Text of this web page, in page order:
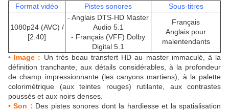
Format vidéo Pistes sonores Sous-titres
1080p24 (AVC) /
[2.40]
- Anglais DTS-HD Master
Audio 5.1
- Français (VFF) Dolby
Digital 5.1
Français
Anglais pour
malentendants
• Image : Un très beau transfert HD au master immaculé, à la
définition tranchante, aux détails considérables, à la profondeur
de champ impressionnante (les canyons martiens), à la palette
colorimétrique (aux teintes rouges) rutilante, aux contrastes
poussés et aux noirs denses.
• Son : Des pistes sonores dont la hardiesse et la spatialisation